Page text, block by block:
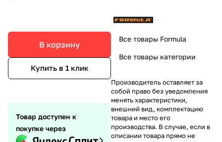
В корзину
Купить в 1 клик
Товар доступен к
покупке через
Все товары Formula
Все товары категории
Производитель оставляет за
собой право без уведомления
менять характеристики,
внешний вид, комплектацию
товара и место его
производства. В случае, если в
описании товара прямо не